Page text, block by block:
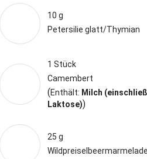
10 g
Petersilie glatt/Thymian
1 Stück
Camembert
(Enthält: Milch
Laktose))
25 g
Wildpreiselbeermarmelade